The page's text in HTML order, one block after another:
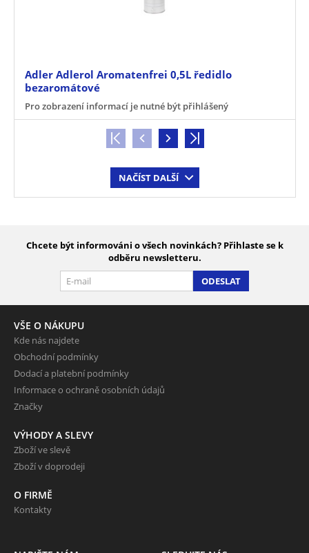
Adler Adlerol Aromatenfrei 0,5L ředidlo
bezaromátové
Pro zobrazení informací je nutné být přihlášený
NAČÍST DALŠÍ
Chcete být informováni o všech novinkách? Přihlaste se k
odběru newsletteru.
ODESLAT
VŠE O NÁKUPU
Kde nás najdete
Obchodní podmínky
Dodací a platební podmínky
Informace o ochraně osobních údajů
Značky
VÝHODY A SLEVY
Zboží ve slevě
Zboží v doprodeji
O FIRMĚ
Kontakty